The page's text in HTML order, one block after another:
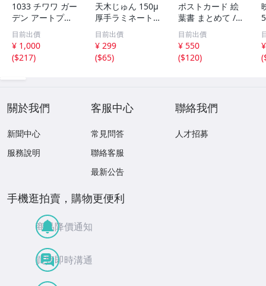
1033 チワワ ガー
デン アートプリ
ント 2L判 水彩画
風 犬 フラワー イ
ンテリア
目前出價
¥ 1,000
($217)
天木じゅん 150μ
厚手ラミネート加
工 6ページ 写真
集 SSS グラビア
切り抜き まとめ
て発送承ります。
目前出價
¥ 299
($65)
ポストカード 絵
葉書 まとめて /
大量 / アジア / 写
真 / 文化 / 観光 /
旅行 / はがき / 現
状品
目前出價
¥ 550
($120)
(
關於我們
新聞中心
服務說明
客服中心
常見問答
聯絡客服
最新公告
聯絡我們
人才招募
手機逛拍賣，購物更便利
商品降價通知
買賣即時溝通